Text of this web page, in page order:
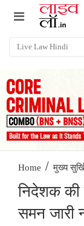
Home / मुख्य
निदेशक की
समन जारी